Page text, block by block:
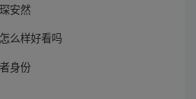
安然
么样好看吗
身份